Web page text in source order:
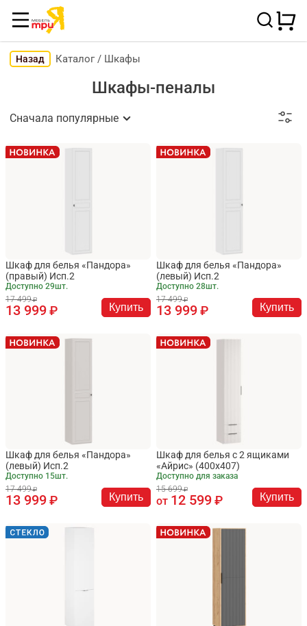
Назад Каталог / Шкафы
Шкафы-пеналы
Сначала популярные
Шкаф для белья «Пандора»
(правый) Исп.2
Доступно 29шт.
17 499
13 999 Купить
Шкаф для белья «Пандора»
(левый) Исп.2
Доступно 28шт.
17 499
13 999 Купить
Шкаф для белья «Пандора»
(левый) Исп.2
Доступно 15шт.
17 499
13 999 Купить
Шкаф для белья с 2 ящиками
«Айрис» (400х407)
Доступно для заказа
15 699
от 12 599 Купить